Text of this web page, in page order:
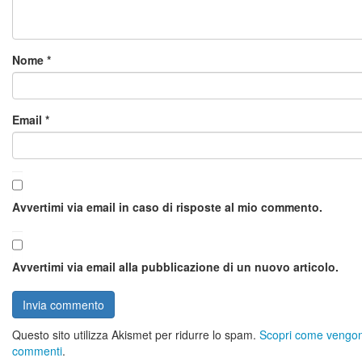
Nome *
Email *
Avvertimi via email in caso di risposte al mio commento.
Avvertimi via email alla pubblicazione di un nuovo articolo.
Questo sito utilizza Akismet per ridurre lo spam. Scopri come
commenti.